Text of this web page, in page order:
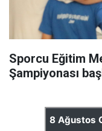
Sporcu Eğitim
Şampiyonası